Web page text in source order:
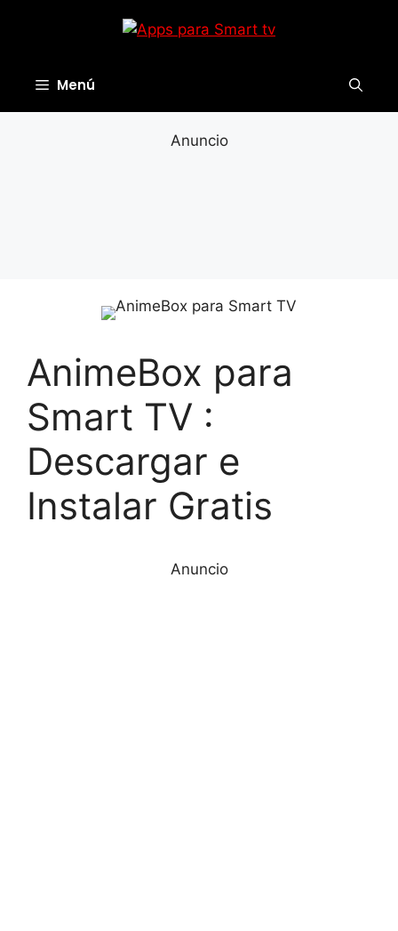
Menú
Anuncio
AnimeBox para
Smart TV :
Descargar e
Instalar Gratis
Anuncio